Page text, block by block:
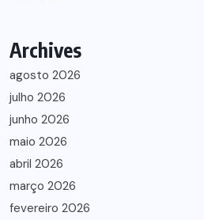
Archives
agosto 2026
julho 2026
junho 2026
maio 2026
abril 2026
março 2026
fevereiro 2026